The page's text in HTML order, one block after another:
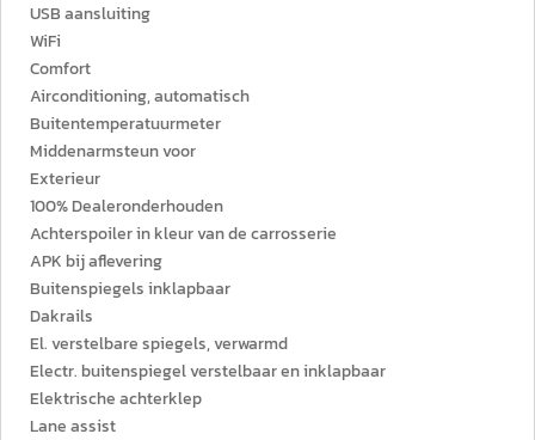
USB aansluiting
WiFi
Comfort
Airconditioning, automatisch
Buitentemperatuurmeter
Middenarmsteun voor
Exterieur
100% Dealeronderhouden
Achterspoiler in kleur van de carrosserie
APK bij aflevering
Buitenspiegels inklapbaar
Dakrails
El. verstelbare spiegels, verwarmd
Electr. buitenspiegel verstelbaar en inklapbaar
Elektrische achterklep
Lane assist